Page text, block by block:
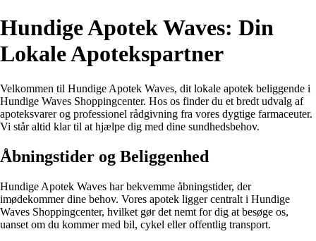
Hundige Apotek Waves: Din
Lokale Apotekspartner
Velkommen til Hundige Apotek Waves, dit lokale apotek beliggende i
Hundige Waves Shoppingcenter. Hos os finder du et bredt udvalg af
apoteksvarer og professionel rådgivning fra vores dygtige farmaceuter.
Vi står altid klar til at hjælpe dig med dine sundhedsbehov.
Åbningstider og Beliggenhed
Hundige Apotek Waves har bekvemme åbningstider, der
imødekommer dine behov. Vores apotek ligger centralt i Hundige
Waves Shoppingcenter, hvilket gør det nemt for dig at besøge os,
uanset om du kommer med bil, cykel eller offentlig transport.